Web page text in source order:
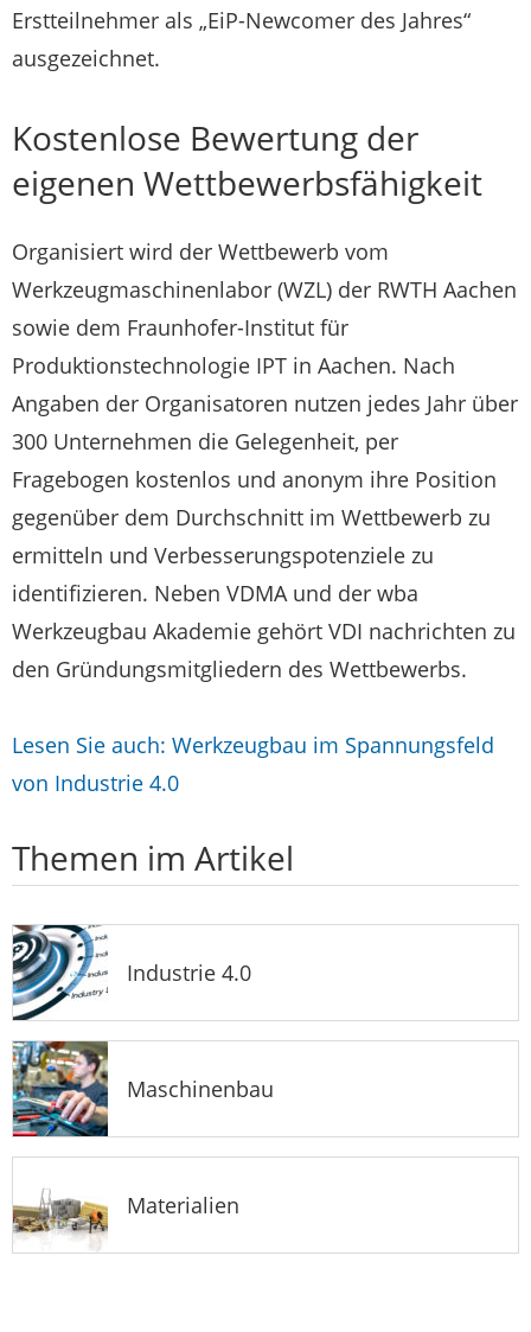
Erstteilnehmer als „EiP-Newcomer des Jahres“
ausgezeichnet.
Kostenlose Bewertung der
eigenen Wettbewerbsfähigkeit
Organisiert wird der Wettbewerb vom
Werkzeugmaschinenlabor (WZL) der RWTH Aachen
sowie dem Fraunhofer-Institut für
Produktionstechnologie IPT in Aachen. Nach
Angaben der Organisatoren nutzen jedes Jahr über
300 Unternehmen die Gelegenheit, per
Fragebogen kostenlos und anonym ihre Position
gegenüber dem Durchschnitt im Wettbewerb zu
ermitteln und Verbesserungspotenziele zu
identifizieren. Neben VDMA und der wba
Werkzeugbau Akademie gehört VDI nachrichten zu
den Gründungsmitgliedern des Wettbewerbs.
Lesen Sie auch: Werkzeugbau im Spannungsfeld
von Industrie 4.0
Themen im Artikel
Industrie 4.0
Maschinenbau
Materialien